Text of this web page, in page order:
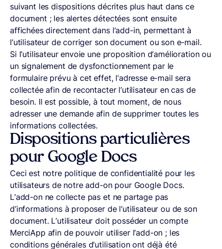
suivant les dispositions décrites plus haut dans ce
document ; les alertes détectées sont ensuite
affichées directement dans l’add-in, permettant à
l’utilisateur de corriger son document ou son e-mail.
Si l’utilisateur envoie une proposition d’amélioration ou
un signalement de dysfonctionnement par le
formulaire prévu à cet effet, l’adresse e-mail sera
collectée afin de recontacter l’utilisateur en cas de
besoin. Il est possible, à tout moment, de nous
adresser une demande afin de supprimer toutes les
informations collectées.
Dispositions particulières
pour Google Docs
Ceci est notre politique de confidentialité pour les
utilisateurs de notre add-on pour Google Docs.
L’add-on ne collecte pas et ne partage pas
d’informations à proposer de l’utilisateur ou de son
document. L’utilisateur doit posséder un compte
MerciApp afin de pouvoir utiliser l’add-on ; les
conditions générales d’utilisation ont déjà été